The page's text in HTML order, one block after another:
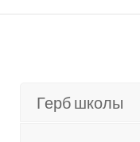
Герб школы